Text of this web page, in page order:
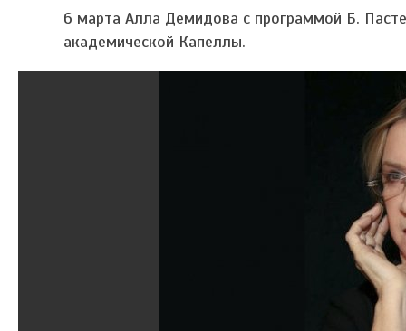
6 марта Алла Демидова с программой Б.
академической Капеллы.